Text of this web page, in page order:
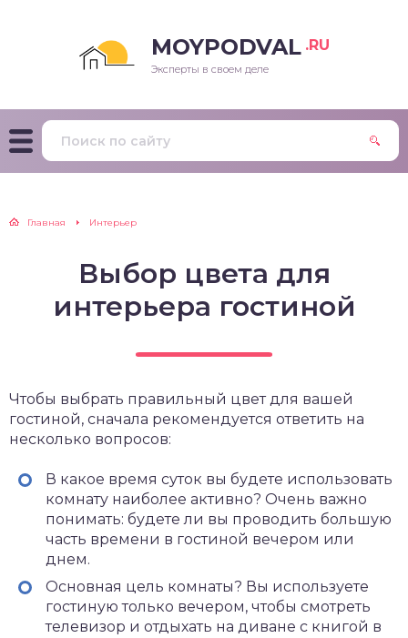
MOYPODVAL .RU
Эксперты в своем деле
Главная Интерьер
Выбор цвета для
интерьера гостиной
Чтобы выбрать правильный цвет для вашей
гостиной, сначала рекомендуется ответить на
несколько вопросов:
В какое время суток вы будете использовать
комнату наиболее активно? Очень важно
понимать: будете ли вы проводить большую
часть времени в гостиной вечером или
днем.
Основная цель комнаты? Вы используете
гостиную только вечером, чтобы смотреть
телевизор и отдыхать на диване с книгой в